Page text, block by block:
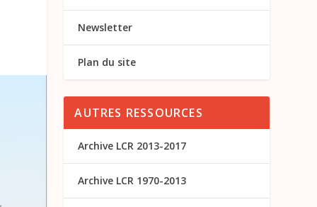
Newsletter
Plan du site
AUTRES RESSOURCES
Archive LCR 2013-2017
Archive LCR 1970-2013